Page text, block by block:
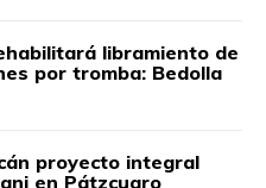
libramiento de
por tromba: Bedolla
proyecto integral
en Pátzcuaro